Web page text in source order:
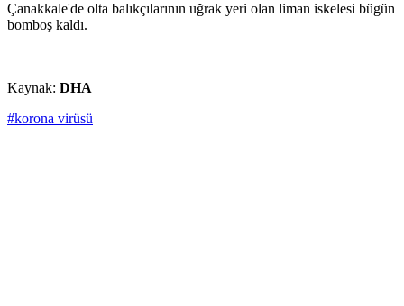
Çanakkale'de olta balıkçılarının uğrak yeri olan liman iskelesi bügün
bomboş kaldı.
Kaynak: DHA
#korona virüsü